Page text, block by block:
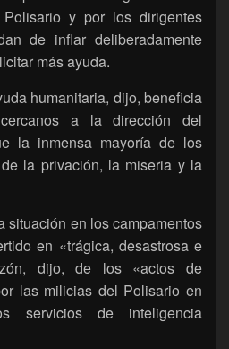
y por los dirigentes
de inflar deliberadamente
más ayuda.
humanitaria, dijo, beneficia
a la dirección del
la inmensa mayoría de los
la privación, la miseria y la
situación en los campamentos
en «trágica, desastrosa e
dijo, de los «actos de
las milicias del Polisario en
servicios de inteligencia